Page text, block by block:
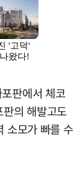
판에서 체코
의 해발고도
소모가 빠를 수